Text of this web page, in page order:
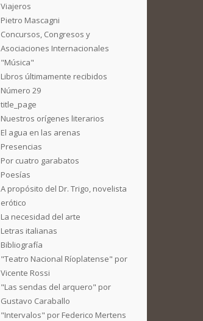
Viajeros
Pietro Mascagni
Concursos, Congresos y
Asociaciones Internacionales
"Música"
Libros últimamente recibidos
Número 29
title_page
Nuestros orígenes literarios
El agua en las arenas
Presencias
Por cuatro garabatos
Poesías
A propósito del Dr. Trigo, novelista
erótico
La necesidad del arte
Letras italianas
Bibliografía
"Teatro Nacional Ríoplatense" por
Vicente Rossi
"Las sendas del arquero" por
Gustavo Caraballo
"Intervalos" por Federico Mertens